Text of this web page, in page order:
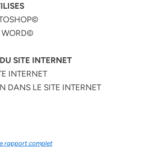
WORD©
SITE INTERNET
INTERNET
DANS LE SITE INTERNET
rapport complet